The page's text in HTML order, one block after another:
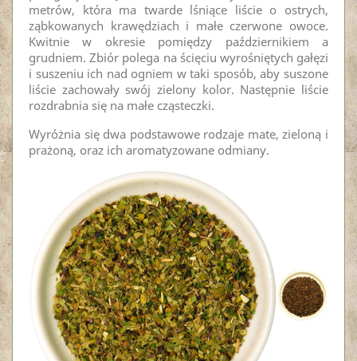
metrów, która ma twarde lśniące liście o ostrych,
ząbkowanych krawędziach i małe czerwone owoce.
Kwitnie w okresie pomiędzy październikiem a
grudniem. Zbiór polega na ścięciu wyrośniętych gałęzi
i suszeniu ich nad ogniem w taki sposób, aby suszone
liście zachowały swój zielony kolor. Następnie liście
rozdrabnia się na małe cząsteczki.
Wyróżnia się dwa podstawowe rodzaje mate, zieloną i
prażoną, oraz ich aromatyzowane odmiany.